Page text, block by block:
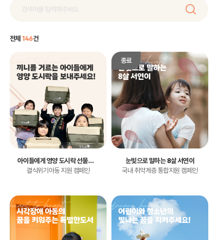
전체 146건
아이들에게 영양 도시락 선물하기
결식위기아동 지원 캠페인
눈빛으로 말하는 8살 서연이
국내 취약계층 통합지원 캠페인